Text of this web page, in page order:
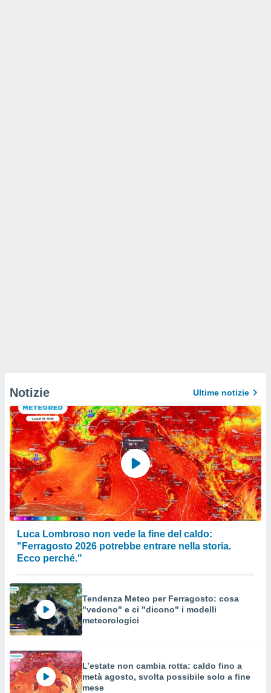
Notizie Ultime notizie
Luca Lombroso non vede la fine del caldo:
"Ferragosto 2026 potrebbe entrare nella storia.
Ecco perché."
Tendenza Meteo per Ferragosto: cosa
"vedono" e ci "dicono" i modelli
meteorologici
L’estate non cambia rotta: caldo fino a
metà agosto, svolta possibile solo a fine
mese